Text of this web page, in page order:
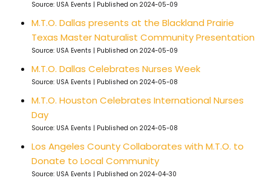
Source: USA Events Published on 2024-05-09
M.T.O. Dallas presents at the Blackland Prairie
Texas Master Naturalist Community Presentation
Source: USA Events Published on 2024-05-09
M.T.O. Dallas Celebrates Nurses Week
Source: USA Events Published on 2024-05-08
M.T.O. Houston Celebrates International Nurses
Day
Source: USA Events Published on 2024-05-08
Los Angeles County Collaborates with M.T.O. to
Donate to Local Community
Source: USA Events Published on 2024-04-30